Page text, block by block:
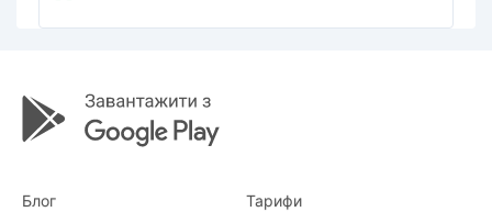
Блог Тарифи